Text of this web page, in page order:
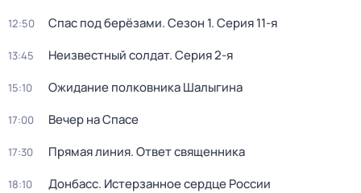
12:50 Спас под берёзами. Сезон 1. Серия 11-я
13:45 Неизвестный солдат. Серия 2-я
15:10 Ожидание полковника Шалыгина
17:00 Вечер на Спасе
17:30 Прямая линия. Ответ священника
18:10 Донбасс. Истерзанное сердце России